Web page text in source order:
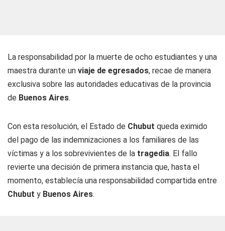
La responsabilidad por la muerte de ocho estudiantes y una
maestra durante un viaje de egresados, recae de manera
exclusiva sobre las autoridades educativas de la provincia
de Buenos Aires.
Con esta resolución, el Estado de Chubut queda eximido
del pago de las indemnizaciones a los familiares de las
víctimas y a los sobrevivientes de la tragedia. El fallo
revierte una decisión de primera instancia que, hasta el
momento, establecía una responsabilidad compartida entre
Chubut y Buenos Aires.